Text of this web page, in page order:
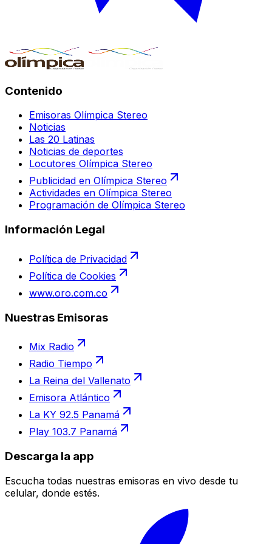
Contenido
Emisoras Olímpica Stereo
Noticias
Las 20 Latinas
Noticias de deportes
Locutores Olímpica Stereo
Publicidad en Olímpica Stereo
Actividades en Olímpica Stereo
Programación de Olímpica Stereo
Información Legal
Política de Privacidad
Política de Cookies
www.oro.com.co
Nuestras Emisoras
Mix Radio
Radio Tiempo
La Reina del Vallenato
Emisora Atlántico
La KY 92.5 Panamá
Play 103.7 Panamá
Descarga la app
Escucha todas nuestras emisoras en vivo desde tu
celular, donde estés.